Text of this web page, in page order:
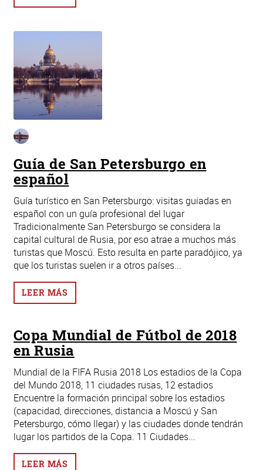
Guía de San Petersburgo en
español
Guía turístico en San Petersburgo: visitas guiadas en
español con un guía profesional del lugar
Tradicionalmente San Petersburgo se considera la
capital cultural de Rusia, por eso atrae a muchos más
turistas que Moscú. Esto resulta en parte paradójico, ya
que los turistas suelen ir a otros países...
LEER MÁS
Copa Mundial de Fútbol de 2018
en Rusia
Mundial de la FIFA Rusia 2018 Los estadios de la Copa
del Mundo 2018, 11 ciudades rusas, 12 estadios
Encuentre la formación principal sobre los estadios
(capacidad, direcciones, distancia a Moscú y San
Petersburgo, cómo llegar) y las ciudades donde tendrán
lugar los partidos de la Copa. 11 Ciudades...
LEER MÁS